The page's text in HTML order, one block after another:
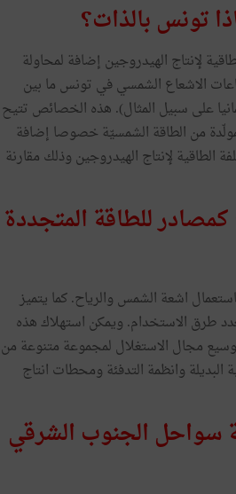
لإنتاج الهيدروجين إضافة لمحاولة
الاشعاع الشمسي في تونس ما بين
على سبيل المثال). هذه الخصائص تتيح
من الطاقة الشمسيّة خصوصا إضافة
الطاقية لإنتاج الهيدروجين وذلك مقارنة
كمصادر للطاقة المتجددة
المباشر للكهرباء باستعمال اشعة الشمس والرياح. كما يتميز
طرق الاستخدام. ويمكن استهلاك هذه
مجال الاستغلال لمجموعة متنوعة من
وانظمة التدفئة ومحطات انتاج
سواحل الجنوب الشرقي